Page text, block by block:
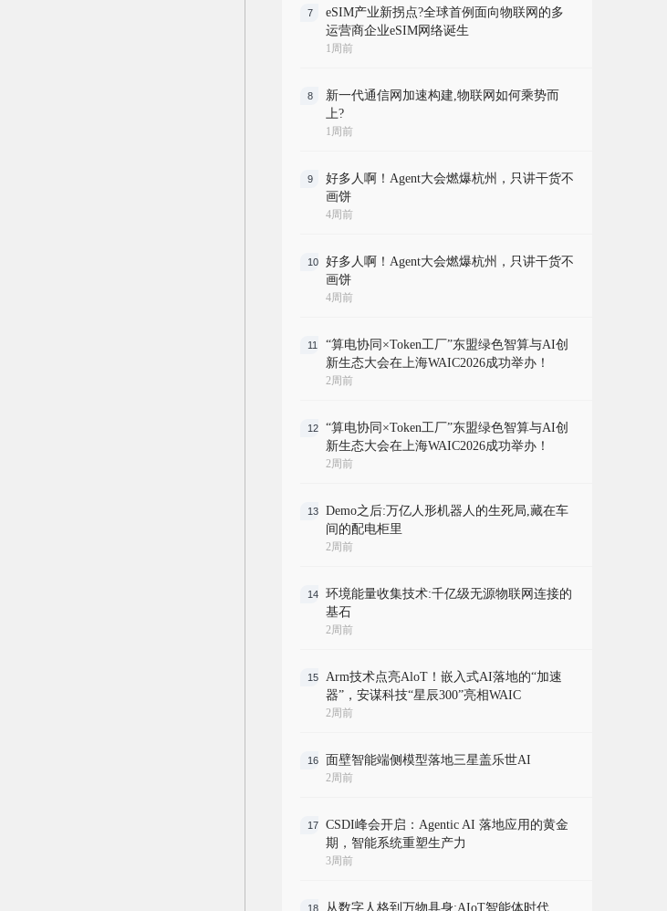
7
eSIM产业新拐点?全球首例面向物联网的多
运营商企业eSIM网络诞生
1周前
8
新一代通信网加速构建,物联网如何乘势而
上?
1周前
9
好多人啊！Agent大会燃爆杭州，只讲干货不
画饼
4周前
10
好多人啊！Agent大会燃爆杭州，只讲干货不
画饼
4周前
11
“算电协同×Token工厂”东盟绿色智算与AI创
新生态大会在上海WAIC2026成功举办！
2周前
12
“算电协同×Token工厂”东盟绿色智算与AI创
新生态大会在上海WAIC2026成功举办！
2周前
13
Demo之后:万亿人形机器人的生死局,藏在车
间的配电柜里
2周前
14
环境能量收集技术:千亿级无源物联网连接的
基石
2周前
15
Arm技术点亮AloT！嵌入式AI落地的“加速
器”，安谋科技“星辰300”亮相WAIC
2周前
16 面壁智能端侧模型落地三星盖乐世AI
2周前
17
CSDI峰会开启：Agentic AI 落地应用的黄金
期，智能系统重塑生产力
3周前
18
从数字人格到万物具身:AIoT智能体时代